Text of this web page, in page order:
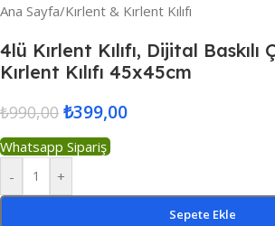
Ana Sayfa/Kırlent & Kırlent Kılıfı
4lü Kırlent Kılıfı, Dijital Baskılı
Kırlent Kılıfı 45x45cm
₺990,00 ₺399,00
Whatsapp Sipariş
-
+
Sepete Ekle